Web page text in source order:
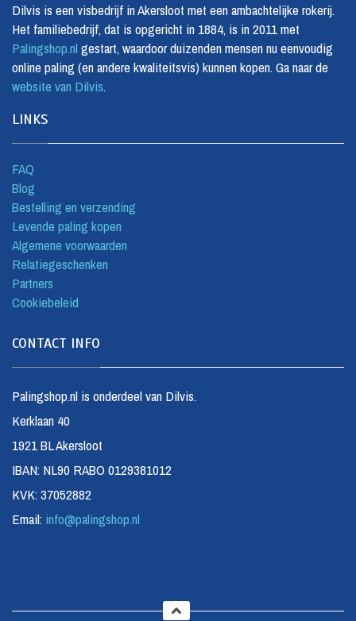
Dilvis is een visbedrijf in Akersloot met een ambachtelijke rokerij.
Het familiebedrijf, dat is opgericht in 1884, is in 2011 met
Palingshop.nl gestart, waardoor duizenden mensen nu eenvoudig
online paling (en andere kwaliteitsvis) kunnen kopen. Ga naar de
website van Dilvis.
LINKS
FAQ
Blog
Bestelling en verzending
Levende paling kopen
Algemene voorwaarden
Relatiegeschenken
Partners
Cookiebeleid
CONTACT INFO
Palingshop.nl is onderdeel van Dilvis.
Kerklaan 40
1921 BL Akersloot
IBAN: NL90 RABO 0129381012
KVK: 37052882
Email: info@palingshop.nl